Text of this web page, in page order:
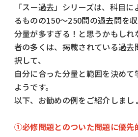
「スー過去」シリーズは、科目
るものの150～250問の過去問を収
分量が多すぎる！と思うかもしれ
者の多くは、掲載されている過去
択して、
自分に合った分量と範囲を決めて
ようです。
以下、お勧めの例をご紹介しまし
①必修問題とのついた問題に優先